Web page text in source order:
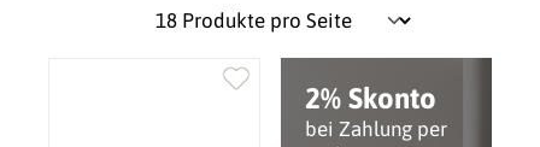
2% Skonto
bei Zahlung per